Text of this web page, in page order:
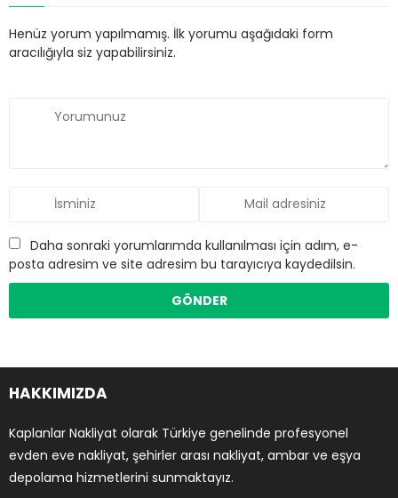
Henüz yorum yapılmamış. İlk yorumu aşağıdaki form
aracılığıyla siz yapabilirsiniz.
Daha sonraki yorumlarımda kullanılması için adım, e-
posta adresim ve site adresim bu tarayıcıya kaydedilsin.
HAKKIMIZDA
Kaplanlar Nakliyat olarak Türkiye genelinde profesyonel
evden eve nakliyat, şehirler arası nakliyat, ambar ve eşya
depolama hizmetlerini sunmaktayız.